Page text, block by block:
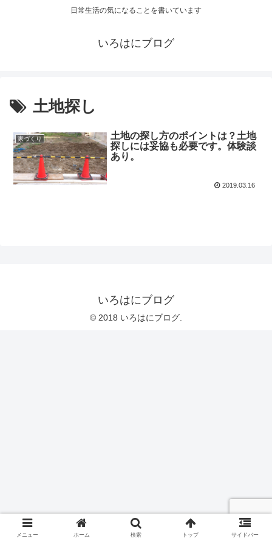
日常生活の気になることを書いています
いろはにブログ
土地探し
家づくり
土地の探し方のポイントは？土地
探しには妥協も必要です。体験談
あり。
2019.03.16
いろはにブログ
© 2018 いろはにブログ.
メニュー ホーム 検索 トップ サイドバー